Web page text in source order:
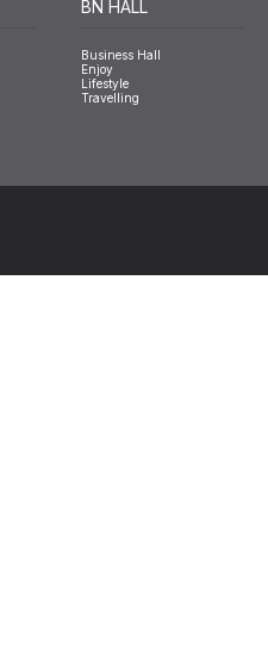
BN HALL
Business Hall
Enjoy
Lifestyle
Travelling